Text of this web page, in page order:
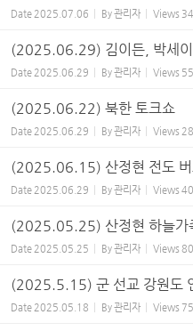
Date 2025.07.06 By관리자 Views
(2025.06.29) 김이든, 박세이
Date 2025.06.29 By관리자 Views
(2025.06.22) 북한 토크쇼
Date 2025.06.29 By관리자 Views
(2025.06.15) 산정현 전도 버
Date 2025.06.29 By관리자 Views
(2025.05.25) 산정현 하늘가
Date 2025.05.25 By관리자 Views
(2025.5.15) 군 선교 강원도
Date 2025.05.18 By관리자 Views